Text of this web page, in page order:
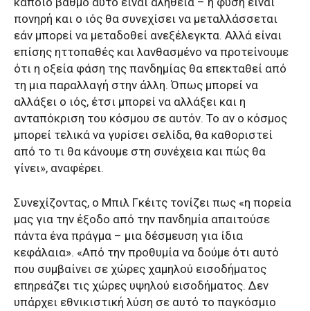
πονηρή και ο ιός θα συνεχίσει να μεταλλάσσεται
εάν μπορεί να μεταδοθεί ανεξέλεγκτα. Αλλά είναι
επίσης ηττοπαθές και λανθασμένο να προτείνουμε
ότι η οξεία φάση της πανδημίας θα επεκταθεί από
τη μια παραλλαγή στην άλλη. Όπως μπορεί να
αλλάξει ο ιός, έτσι μπορεί να αλλάξει και η
ανταπόκριση του κόσμου σε αυτόν. Το αν ο κόσμος
μπορεί τελικά να γυρίσει σελίδα, θα καθοριστεί
από το τι θα κάνουμε στη συνέχεια και πώς θα
γίνει», αναφέρει.
Συνεχίζοντας, ο Μπιλ Γκέιτς τονίζει πως «η πορεία
μας για την έξοδο από την πανδημία απαιτούσε
πάντα ένα πράγμα – μια δέσμευση για ίδια
κεφάλαια». «Από την προθυμία να δούμε ότι αυτό
που συμβαίνει σε χώρες χαμηλού εισοδήματος
επηρεάζει τις χώρες υψηλού εισοδήματος. Δεν
υπάρχει εθνικιστική λύση σε αυτό το παγκόσμιο